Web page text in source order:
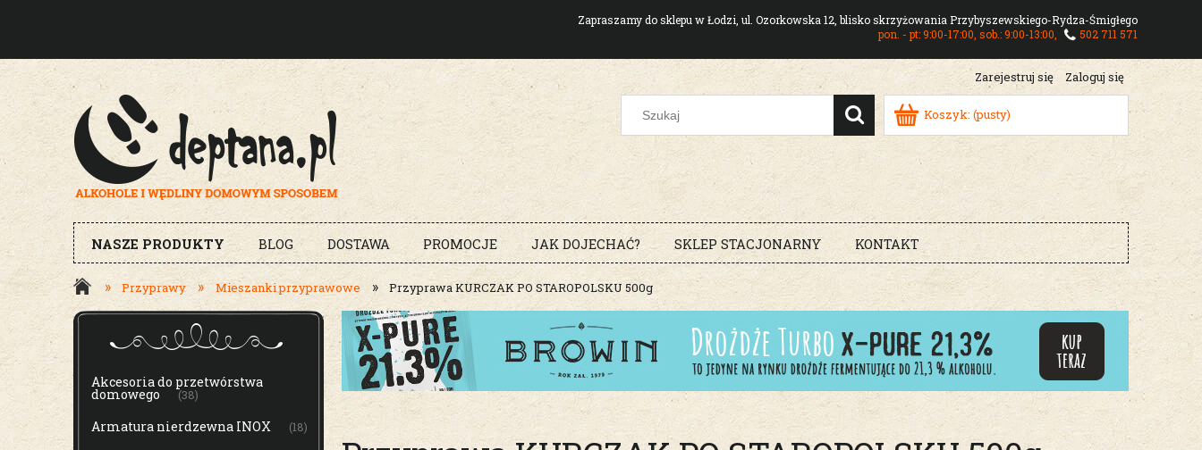
Zapraszamy do sklepu w Łodzi, ul. Ozorkowska 12, blisko skrzyżowania Przybyszewskiego-Rydza-Śmigłego
pon. - pt: 9:00-17:00, sob.: 9:00-13:00,
502 711 571
Zarejestruj się Zaloguj się
Koszyk: (pusty)
NASZE PRODUKTY BLOG DOSTAWA PROMOCJE JAK DOJECHAĆ? SKLEP STACJONARNY KONTAKT
» Przyprawy » Mieszanki przyprawowe » Przyprawa KURCZAK PO STAROPOLSKU 500g
MENU
Akcesoria do przetwórstwa
domowego (38)
Armatura nierdzewna INOX (18)